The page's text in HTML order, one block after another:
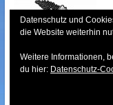
content
Datenschutz und
die Website weiterhin
Weitere Informationen,
du hier: Datenschutz-